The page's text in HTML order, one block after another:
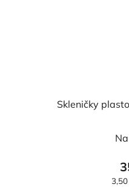
Skleničky
3,50